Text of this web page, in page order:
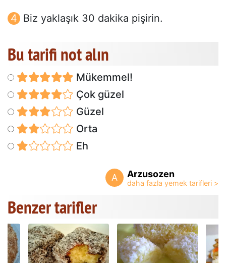
Biz yaklaşık 30 dakika pişirin.
Bu tarifi not alın
Mükemmel!
Çok güzel
Güzel
Orta
Eh
A Arzusozen
Benzer tarifler